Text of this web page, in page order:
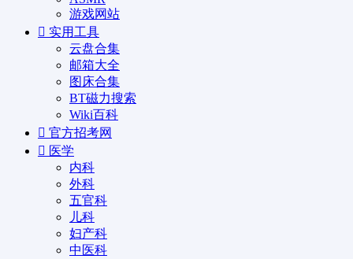
游戏网站
实用工具
云盘合集
邮箱大全
图床合集
BT磁力搜索
Wiki百科
官方招考网
医学
内科
外科
五官科
儿科
妇产科
中医科